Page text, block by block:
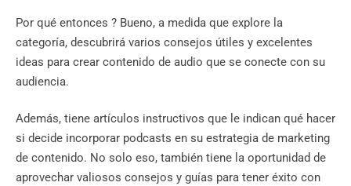
Por qué entonces ? Bueno, a medida que explore la
categoría, descubrirá varios consejos útiles y excelentes
ideas para crear contenido de audio que se conecte con su
audiencia.
Además, tiene artículos instructivos que le indican qué hacer
si decide incorporar podcasts en su estrategia de marketing
de contenido. No solo eso, también tiene la oportunidad de
aprovechar valiosos consejos y guías para tener éxito con